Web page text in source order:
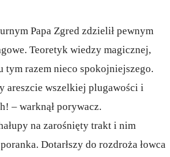
Papa Zgred zdzielił pewnym
Teoretyk wiedzy magicznej,
tym razem nieco spokojniejszego.
areszcie wszelkiej plugawości i
– warknął porywacz.
na zarośnięty trakt i nim
Dotarłszy do rozdroża łowca